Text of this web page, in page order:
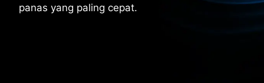
panas yang paling cepat.